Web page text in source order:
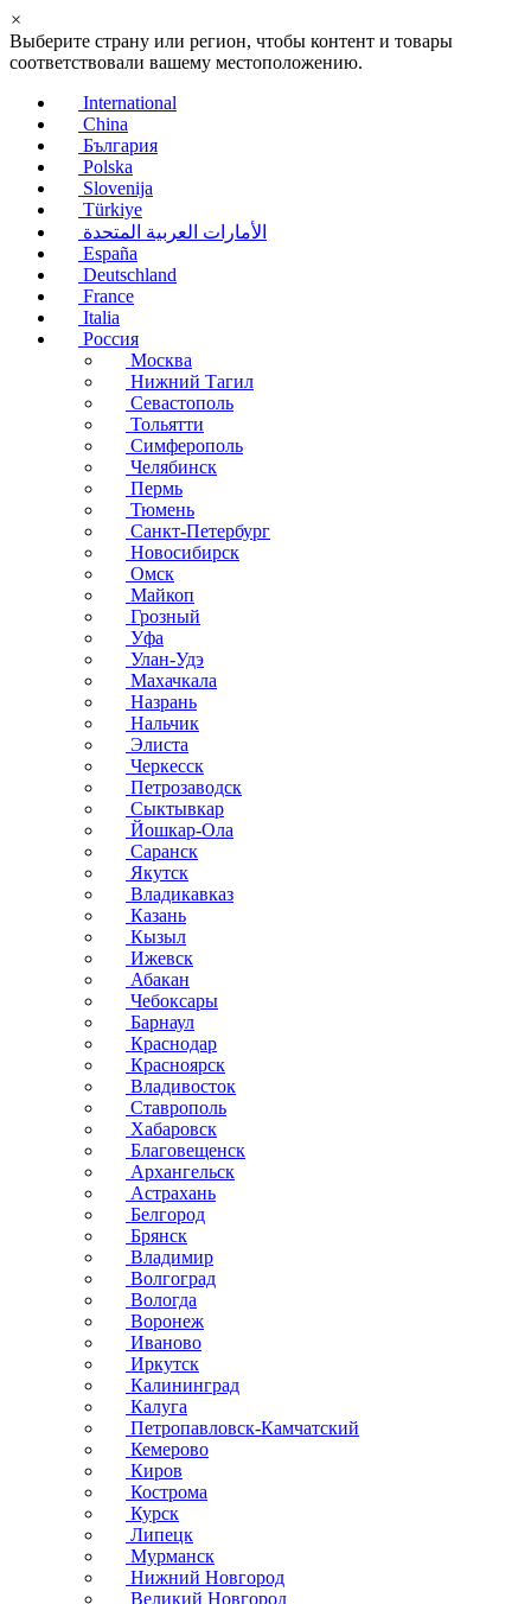
×
Выберите страну или регион, чтобы контент и товары
соответствовали вашему местоположению.
International
China
България
Polska
Slovenija
Türkiye
الأمارات العربية المتحدة
España
Deutschland
France
Italia
Россия
Москва
Нижний Тагил
Севастополь
Тольятти
Симферополь
Челябинск
Пермь
Тюмень
Санкт-Петербург
Новосибирск
Омск
Майкоп
Грозный
Уфа
Улан-Удэ
Махачкала
Назрань
Нальчик
Элиста
Черкесск
Петрозаводск
Сыктывкар
Йошкар-Ола
Саранск
Якутск
Владикавказ
Казань
Кызыл
Ижевск
Абакан
Чебоксары
Барнаул
Краснодар
Красноярск
Владивосток
Ставрополь
Хабаровск
Благовещенск
Архангельск
Астрахань
Белгород
Брянск
Владимир
Волгоград
Вологда
Воронеж
Иваново
Иркутск
Калининград
Калуга
Петропавловск-Камчатский
Кемерово
Киров
Кострома
Курск
Липецк
Мурманск
Нижний Новгород
Великий Новгород